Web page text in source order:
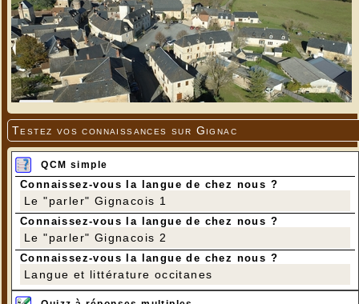
Testez vos connaissances sur Gignac
QCM simple
Connaissez-vous la langue de chez nous ?
Le "parler" Gignacois 1
Connaissez-vous la langue de chez nous ?
Le "parler" Gignacois 2
Connaissez-vous la langue de chez nous ?
Langue et littérature occitanes